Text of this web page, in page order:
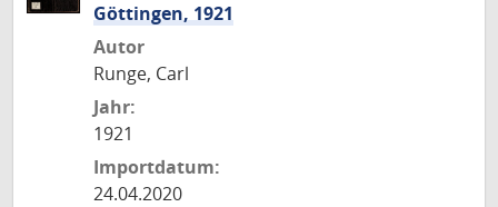
Göttingen, 1921
Autor
Runge, Carl
Jahr:
1921
Importdatum:
24.04.2020